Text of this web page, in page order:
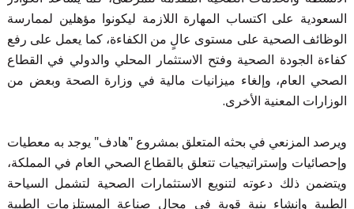
السعودية على اكتساب المهارة اللازمة ليكونوا مؤهلين لممارسة
الوظائف الصحية على مستوى عالٍ من الكفاءة، كما يعمل على رفع
كفاءة الجودة الصحية وفتح الاستثمار المحلي والدولي في القطاع
الصحي العام، وإلغاء ميزانيات مالية في وزارة الصحة وبعض من
الوزارات المعنية الأخرى.
ويرصد المزنعي في بحثه المتعلق بمشروع "هادف" يوجد به معطيات
وإحصائيات وإستراتيجيات تتعلق بالقطاع الصحي العام في المملكة،
ويتضمن ذلك دعوته لتنويع الاستثمارات الصحية لتشمل السياحة
الطبية وإنشاء بنية قوية في مجال صناعة المستلزمات الطبية